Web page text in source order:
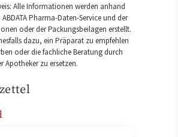
Alle Informationen werden anhand
Pharma-Daten-Service und der
oder der Packungsbeilagen erstellt.
dazu, ein Präparat zu empfehlen
oder die fachliche Beratung durch
Apotheker zu ersetzen.